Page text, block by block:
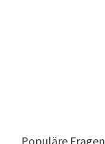
Populäre Fragen